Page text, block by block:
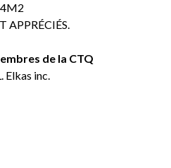
APPRÉCIÉS.
de la CTQ
Elkas inc.